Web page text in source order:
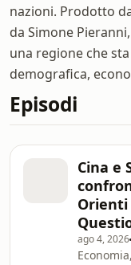
nazioni. Prodotto
da Simone
una regione che
demografica,
Episodi
Cina e
Orienti
ago 4, 2026